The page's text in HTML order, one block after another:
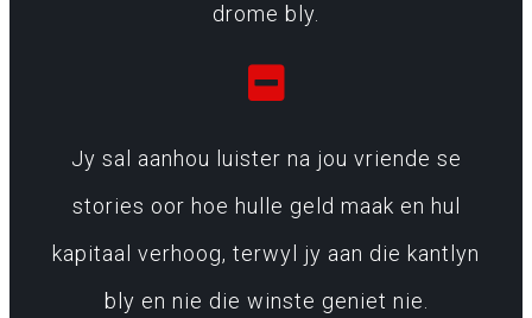
drome bly.
Jy sal aanhou luister na jou vriende se
stories oor hoe hulle geld maak en hul
kapitaal verhoog, terwyl jy aan die kantlyn
bly en nie die winste geniet nie.